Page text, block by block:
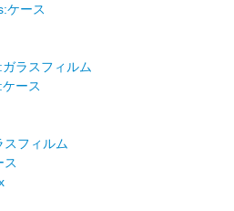
ケース
ラスフィルム
ース
スフィルム
ス